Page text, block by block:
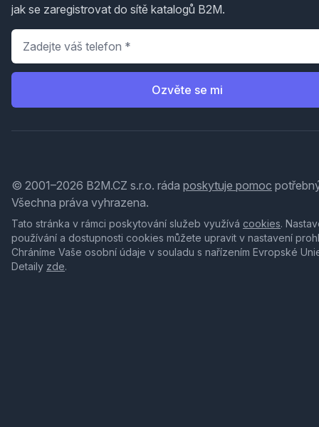
jak se zaregistrovat do sítě katalogů B2M.
Telefon
Ozvěte se mi
© 2001–2026 B2M.CZ s.r.o. ráda poskytuje pomoc
Všechna práva vyhrazena.
Tato stránka v rámci poskytování služeb využívá cookies.
používání a dostupnosti cookies můžete upravit v nastavení
Chráníme Vaše osobní údaje v souladu s nařízením Evropské
Detaily zde.